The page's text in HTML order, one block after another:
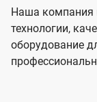
Наша компания
технологии,
оборудование